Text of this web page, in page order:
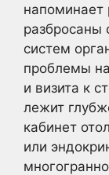
напоминает
разбросаны
систем
проблемы
и визита к
лежит
кабинет
или